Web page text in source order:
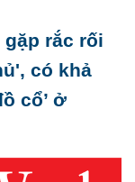
gặp rắc rối
có khả
cổ’ ở